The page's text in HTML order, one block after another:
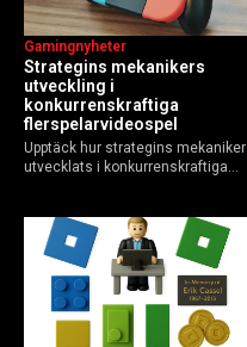
Strategins mekanikers
utveckling i
konkurrenskraftiga
flerspelarvideospel
Gamingnyheter
Upptäck hur strategins mekaniker
utvecklats i konkurrenskraftiga
AI-drivna innovationer.